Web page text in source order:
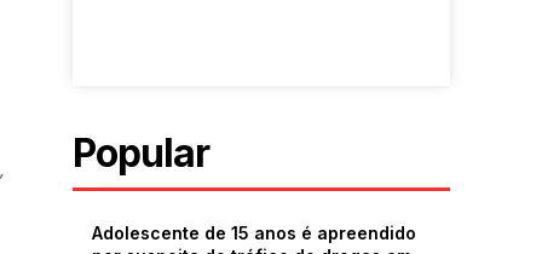
Popular
Adolescente de 15 anos é apreendido